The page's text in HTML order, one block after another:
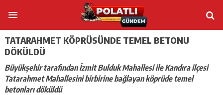
TATARAHMET KÖPRÜSÜNDE TEMEL BETONU
DÖKÜLDÜ
Büyükşehir tarafından İzmit Bulduk Mahallesi ile Kandıra ilçesi
Tatarahmet Mahallesini birbirine bağlayan köprüde temel
betonları döküldü